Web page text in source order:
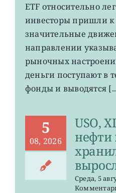
ETF относительно
инвесторы пришли к
значительные
направлении
рыночных
деньги поступают в
фонды и выводятся
5
08, 2026
USO,
нефти
Среда, 5